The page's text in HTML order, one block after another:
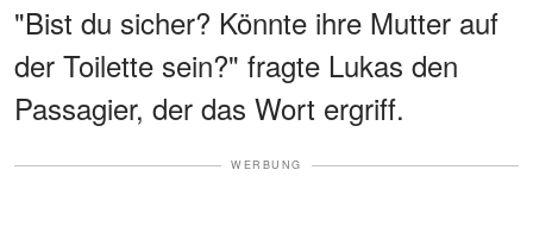
"Bist du sicher? Könnte ihre Mutter auf
der Toilette sein?" fragte Lukas den
Passagier, der das Wort ergriff.
WERBUNG